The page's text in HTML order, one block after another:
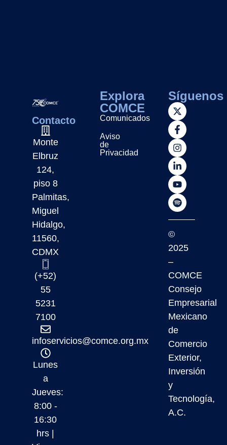
Contacto
Monte
Elbruz
124,
piso 8
Palmitas,
Miguel
Hidalgo,
11560,
CDMX
(+52)
55
5231
7100
infoservicios@comce.org.mx
Lunes
a
Jueves:
8:00 -
16:30
hrs |
Explora
COMCE
Comunicados
Aviso
de
Privacidad
Síguenos
©
2025
–
COMCE
Consejo
Empresarial
Mexicano
de
Comercio
Exterior,
Inversión
y
Tecnología,
A.C.